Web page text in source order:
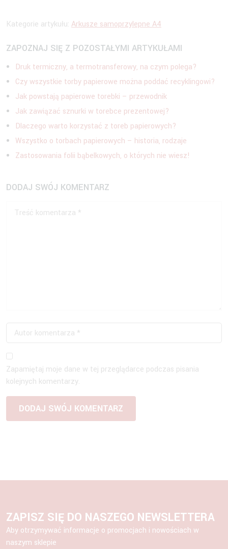
Kategorie artykułu: Arkusze samoprzylepne A4
ZAPOZNAJ SIĘ Z POZOSTAŁYMI ARTYKUŁAMI
Druk termiczny, a termotransferowy, na czym polega?
Czy wszystkie torby papierowe można poddać recyklingowi?
Jak powstają papierowe torebki – przewodnik
Jak zawiązać sznurki w torebce prezentowej?
Dlaczego warto korzystać z toreb papierowych?
Wszystko o torbach papierowych – historia, rodzaje
Zastosowania folii bąbelkowych, o których nie wiesz!
DODAJ SWÓJ KOMENTARZ
Zapamiętaj moje dane w tej przeglądarce podczas pisania
kolejnych komentarzy.
ZAPISZ SIĘ DO NASZEGO NEWSLETTERA
Aby otrzymywać informacje o promocjach i nowościach w
naszym sklepie